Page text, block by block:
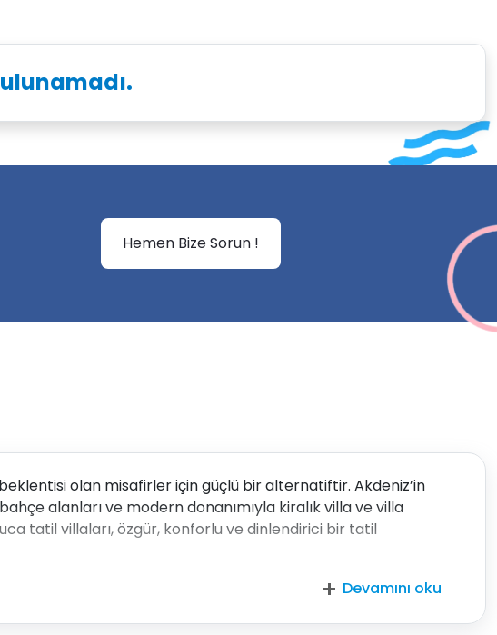
Hemen Bize Sorun !
olan misafirler için güçlü bir alternatiftir. Akdeniz’in
alanları ve modern donanımıyla kiralık villa ve villa
tatil villaları, özgür, konforlu ve dinlendirici bir tatil
Devamını oku